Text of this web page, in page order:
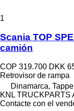
1
Scania TOP
camión
COP 319.700 DKK
Retrovisor de rampa
Dinamarca,
KNL TRUCKPARTS
Contacte con el